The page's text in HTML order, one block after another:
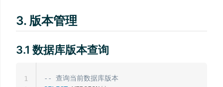
3. 版本管理
3.1 数据库版本查询
-- 查询当前数据库版本
1